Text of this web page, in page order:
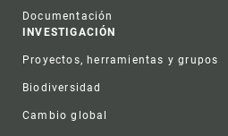
Documentación
INVESTIGACIÓN
Proyectos, herramientas y grupos
Biodiversidad
Cambio global